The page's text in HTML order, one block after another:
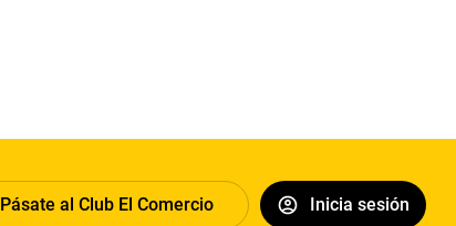
Pásate al Club El Comercio Inicia sesión